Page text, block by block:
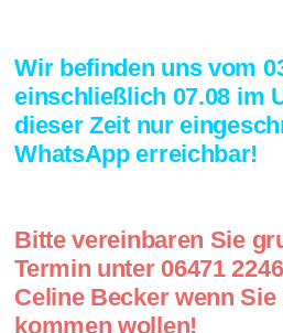
Wir befinden uns vom
einschließlich 07.08 im
dieser Zeit nur
WhatsApp erreichbar!
Bitte vereinbaren Sie
Termin unter 06471
Celine Becker wenn
kommen wollen!